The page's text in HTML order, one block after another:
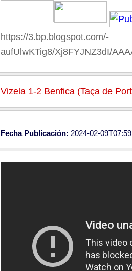
https://3.bp.blogspot.com/-
aufUlwKTig8/Xj8FYJNZ3dI/
Vizela 1-2 Benfica (Taça de
Fecha Publicación: 2024-02-